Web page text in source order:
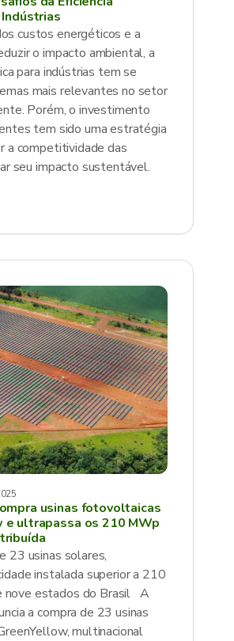
custos energéticos e a
o impacto ambiental, a
para indústrias tem se
mais relevantes no setor
Porém, o investimento
tem sido uma estratégia
a competitividade das
seu impacto sustentável.
usinas fotovoltaicas
e ultrapassa os 210 MWp
23 usinas solares,
instalada superior a 210
nove estados do Brasil A
a compra de 23 usinas
multinacional